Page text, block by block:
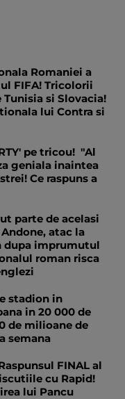
Romaniei a
FIFA! Tricolorii
si Slovacia!
lui Contra si
pe tricou! "Al
geniala inaintea
Ce raspuns a
parte de acelasi
atac la
dupa imprumutul
roman risca
stadion in
in 20 000 de
de milioane de
semana
FINAL al
cu Rapid!
lui Pancu